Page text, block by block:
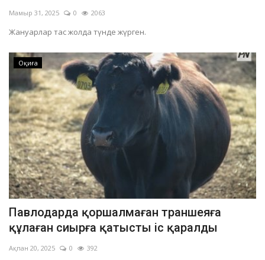
Мамыр 31, 2025 0 2063
Жануарлар тас жолда түнде жүрген.
Оқиға
Павлодарда қоршалмаған траншеяға
құлаған сиырға қатысты іс қаралды
Ақпан 20, 2025 0 392